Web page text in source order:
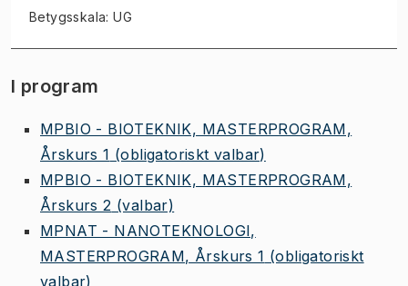
Betygsskala: UG
I program
MPBIO - BIOTEKNIK, MASTERPROGRAM,
Årskurs 1 (obligatoriskt valbar)
MPBIO - BIOTEKNIK, MASTERPROGRAM,
Årskurs 2 (valbar)
MPNAT - NANOTEKNOLOGI,
MASTERPROGRAM, Årskurs 1 (obligatoriskt
valbar)